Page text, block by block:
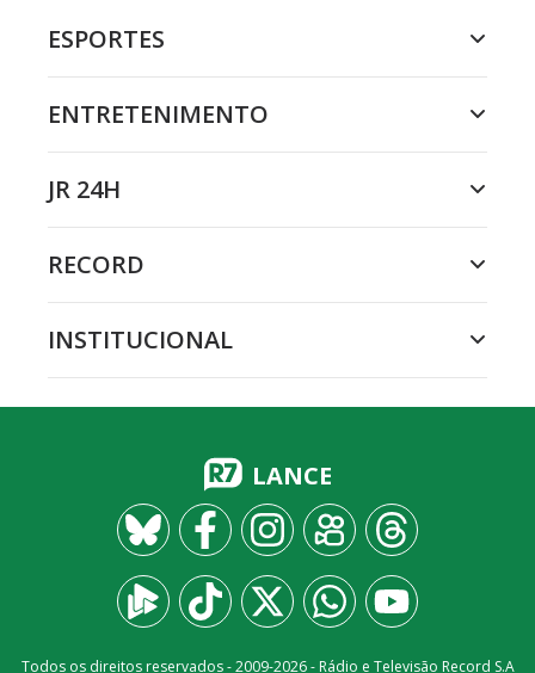
ESPORTES
ENTRETENIMENTO
JR 24H
RECORD
INSTITUCIONAL
LANCE
Todos os direitos reservados - 2009-2026- Rádio e Televisão Record S.A